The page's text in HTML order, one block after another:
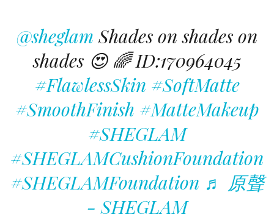
@sheglam Shades on shades on
shades 😍 🌈 ID:170964045
#FlawlessSkin #SoftMatte
#SmoothFinish #MatteMakeup
#SHEGLAM
#SHEGLAMCushionFoundation
#SHEGLAMFoundation ♬ 原聲
- SHEGLAM